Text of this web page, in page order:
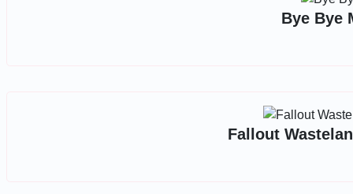
Bye Bye
Fallout